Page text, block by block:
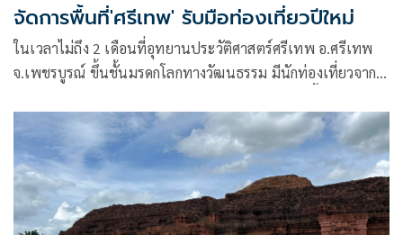
จัดการพื้นที่'ศรีเทพ' รับมือท่องเที่ยวปีใหม่
ในเวลาไม่ถึง 2 เดือนที่อุทยานประวัติศาสตร์ศรีเทพ อ.ศรีเทพ
จ.เพชรบูรณ์ ขึ้นชั้นมรดกโลกทางวัฒนธรรม มีนักท่องเที่ยวจาก
ชัดเจน โดยเฉพาะในวันหยุด จากสถิติเดือนกันยายน-ตุลาคม